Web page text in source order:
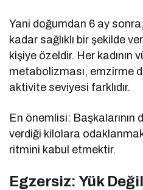
Yani doğumdan 6 ay
kadar sağlıklı bir şekilde
kişiye özeldir. Her kadının
metabolizması, emzirme
aktivite seviyesi farklıdır.
En önemlisi:
verdiği kilolara
ritmini kabul etmektir.
Egzersiz: Yük